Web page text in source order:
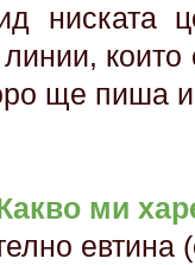
ниската
линии,
ще пиша
ми
евтина